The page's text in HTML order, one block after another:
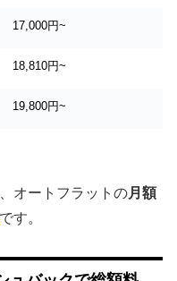
17,000円~
18,810円~
19,800円~
オートフラットの月額
です。